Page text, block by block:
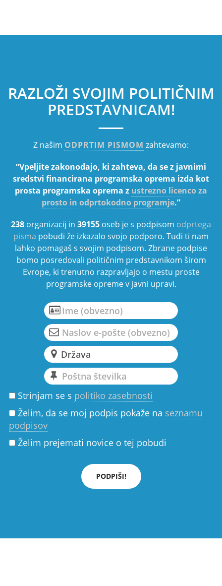
RAZLOŽI SVOJIM POLITIČNIM
PREDSTAVNICAM!
Z našim ODPRTIM PISMOM zahtevamo:
“Vpeljite zakonodajo, ki zahteva, da se z javnimi
sredstvi financirana programska oprema izda kot
prosta programska oprema z ustrezno licenco za
prosto in odprtokodno programje.”
238 organizacij in 39155 oseb je s podpisom odprtega
pisma pobudi že izkazalo svojo podporo. Tudi ti nam
lahko pomagaš s svojim podpisom. Zbrane podpise
bomo posredovali političnim predstavnikom širom
Evrope, ki trenutno razpravljajo o mestu proste
programske opreme v javni upravi.
Strinjam se s politiko zasebnosti
Želim, da se moj podpis pokaže na seznamu
podpisov
Želim prejemati novice o tej pobudi
PODPIŠI!